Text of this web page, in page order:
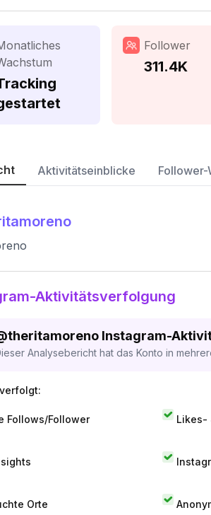
Follower
311.4K
Aktivitätseinblicke Follower-
Aktivitätsverfolgung
theritamoreno Instagram-
Analysebericht hat das Konto in
Follows/Follower Likes-
Orte